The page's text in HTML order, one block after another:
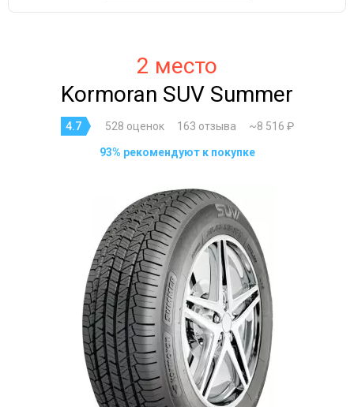
2 место
Kormoran SUV Summer
4.7 528 оценок 163 отзыва ~8 516 ₽
93% рекомендуют к покупке